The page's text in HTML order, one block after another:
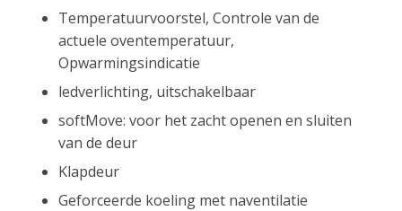
Temperatuurvoorstel, Controle van de
actuele oventemperatuur,
Opwarmingsindicatie
ledverlichting, uitschakelbaar
softMove: voor het zacht openen en sluiten
van de deur
Klapdeur
Geforceerde koeling met naventilatie